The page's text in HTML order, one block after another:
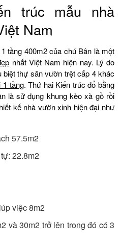
trúc mẫu nhà
Nam
tầng 400m2 của chú Bân là một
nhất Việt Nam hiện nay. Lý do
biệt thự sân vườn trệt cấp 4 khác
1 tầng. Thứ hai Kiến trúc đổ bằng
là sử dụng khung kèo xà gồ rồi
kế nhà vườn xinh hiện đại như
57.5m2
22.8m2
việc 8m2
và 30m2 trở lên trong đó có 3